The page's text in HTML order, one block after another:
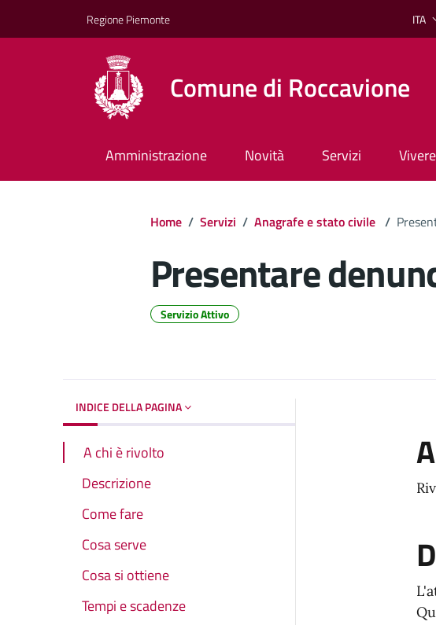
Regione Piemonte ITA
Comune di Roccavione
Amministrazione Novità Servizi
Home / Servizi / Anagrafe e stato civile /
Presentare
Servizio Attivo
INDICE DELLA PAGINA
A chi è rivolto
Descrizione
Come fare
Cosa serve
Cosa si ottiene
Tempi e scadenze